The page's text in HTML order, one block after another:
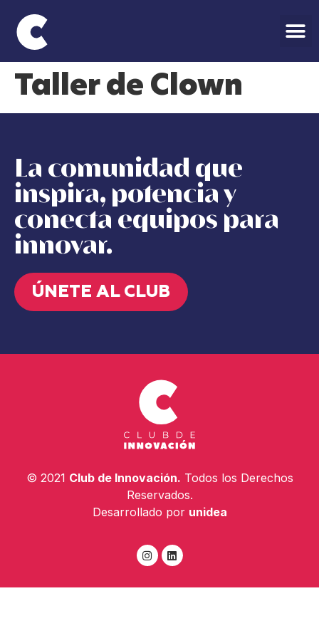
Taller de Clown
La comunidad que
inspira, potencia y
conecta equipos para
innovar.
ÚNETE AL CLUB
© 2021 Club de Innovación. Todos los Derechos
Reservados.
Desarrollado por unidea